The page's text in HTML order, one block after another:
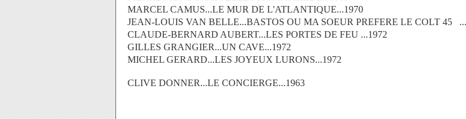
MARCEL CAMUS...LE MUR DE L'ATLANTIQUE...1970
JEAN-LOUIS VAN BELLE...BASTOS OU MA SOEUR PREFERE LE COLT 45
CLAUDE-BERNARD AUBERT...LES PORTES DE FEU ...1972
GILLES GRANGIER...UN CAVE...1972
MICHEL GERARD...LES JOYEUX LURONS...1972
CLIVE DONNER...LE CONCIERGE...1963